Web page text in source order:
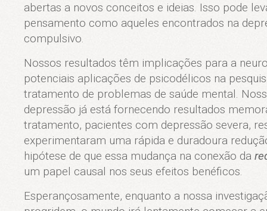
abertas a novos conceitos e ideias. Isso pode
pensamento como aqueles encontrados na
compulsivo.
Nossos resultados têm implicações para a
potenciais aplicações de psicodélicos na
tratamento de problemas de saúde mental.
depressão já está fornecendo resultados
tratamento, pacientes com depressão severa,
experimentaram uma rápida e duradoura
hipótese de que essa mudança na conexão da
um papel causal nos seus efeitos benéficos.
Esperançosamente, enquanto a nossa